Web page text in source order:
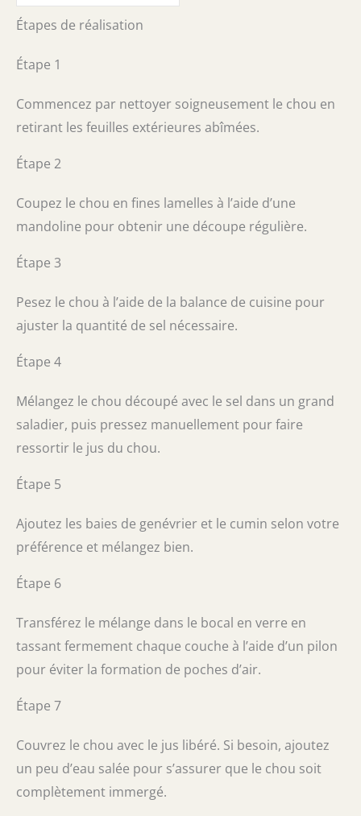
Étapes de réalisation
Étape 1
Commencez par nettoyer soigneusement le chou en
retirant les feuilles extérieures abîmées.
Étape 2
Coupez le chou en fines lamelles à l’aide d’une
mandoline pour obtenir une découpe régulière.
Étape 3
Pesez le chou à l’aide de la balance de cuisine pour
ajuster la quantité de sel nécessaire.
Étape 4
Mélangez le chou découpé avec le sel dans un grand
saladier, puis pressez manuellement pour faire
ressortir le jus du chou.
Étape 5
Ajoutez les baies de genévrier et le cumin selon votre
préférence et mélangez bien.
Étape 6
Transférez le mélange dans le bocal en verre en
tassant fermement chaque couche à l’aide d’un pilon
pour éviter la formation de poches d’air.
Étape 7
Couvrez le chou avec le jus libéré. Si besoin, ajoutez
un peu d’eau salée pour s’assurer que le chou soit
complètement immergé.